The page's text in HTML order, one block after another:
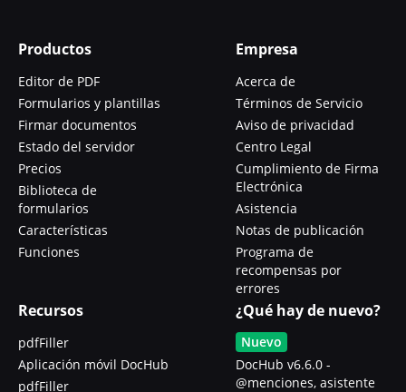
Productos
Editor de PDF
Formularios y plantillas
Firmar documentos
Estado del servidor
Precios
Biblioteca de
formularios
Características
Funciones
Empresa
Acerca de
Términos de Servicio
Aviso de privacidad
Centro Legal
Cumplimiento de Firma
Electrónica
Asistencia
Notas de publicación
Programa de
recompensas por
errores
Recursos
pdfFiller
Aplicación móvil DocHub
pdfFiller
¿Qué hay de nuevo?
Nuevo
DocHub v6.6.0 -
@menciones, asistente